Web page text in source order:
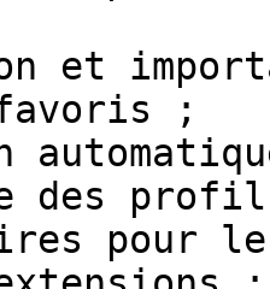
et
;
des
pour